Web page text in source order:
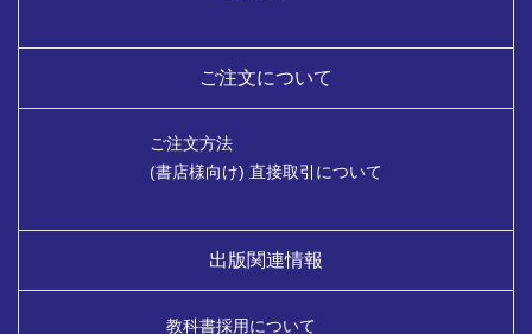
ご注文について
ご注文方法
(書店様向け) 直接取引について
出版関連情報
教科書採用について